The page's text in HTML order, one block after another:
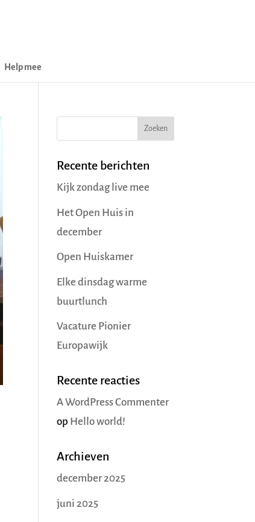
Help mee
Recente berichten
Kijk zondag live mee
Het Open Huis in
december
Open Huiskamer
Elke dinsdag warme
buurtlunch
Vacature Pionier
Europawijk
Recente reacties
A WordPress Commenter
op Hello world!
Archieven
december 2025
juni 2025